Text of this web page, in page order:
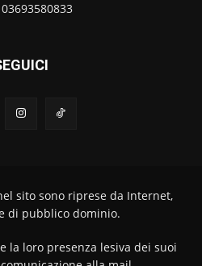
sito sono riprese da Internet,
di pubblico dominio.
la loro presenza lesiva dei suoi